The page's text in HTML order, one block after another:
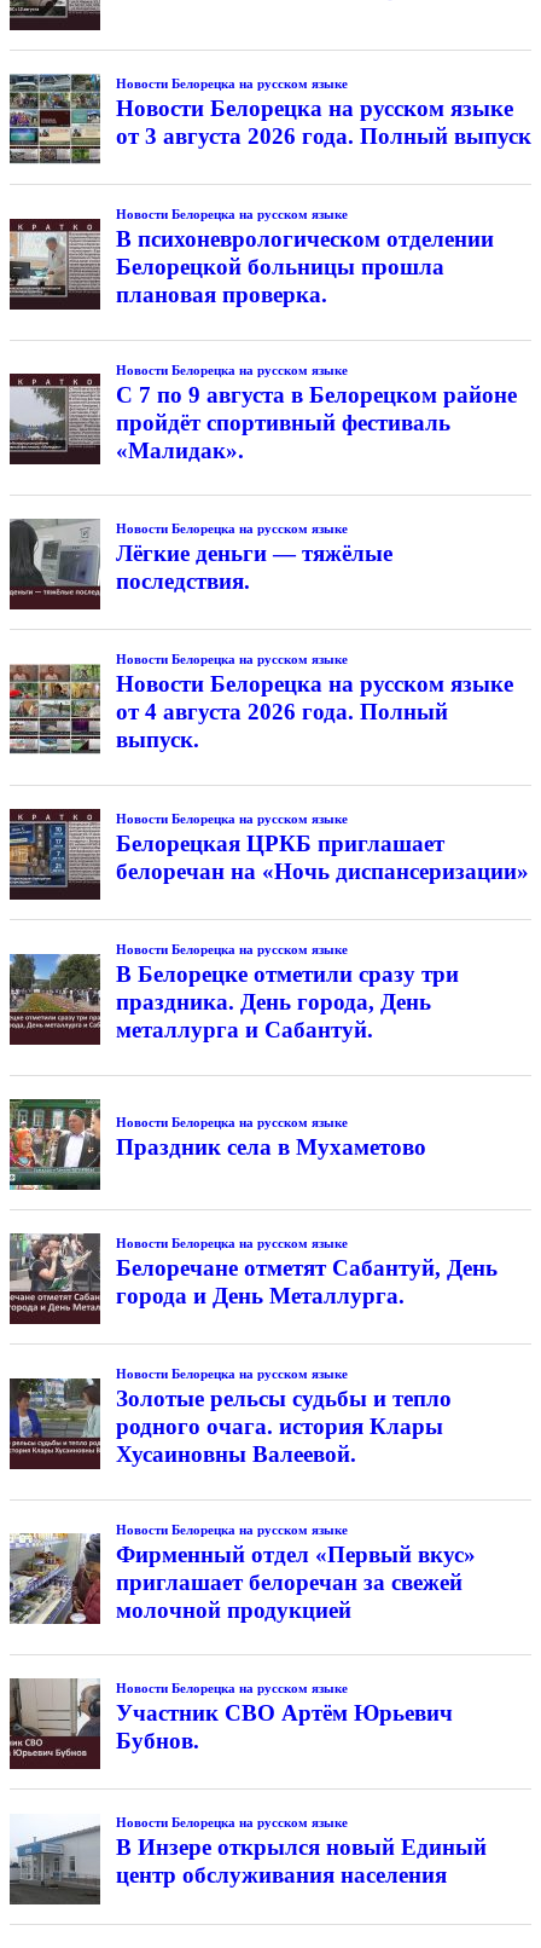
Новости Белорецка на русском языке
Новости Белорецка на русском языке
от 3 августа 2026 года. Полный выпуск
Новости Белорецка на русском языке
В психоневрологическом отделении
Белорецкой больницы прошла
плановая проверка.
Новости Белорецка на русском языке
С 7 по 9 августа в Белорецком районе
пройдёт спортивный фестиваль
«Малидак».
Новости Белорецка на русском языке
Лёгкие деньги — тяжёлые
последствия.
Новости Белорецка на русском языке
Новости Белорецка на русском языке
от 4 августа 2026 года. Полный
выпуск.
Новости Белорецка на русском языке
Белорецкая ЦРКБ приглашает
белоречан на «Ночь диспансеризации»
Новости Белорецка на русском языке
В Белорецке отметили сразу три
праздника. День города, День
металлурга и Сабантуй.
Новости Белорецка на русском языке
Праздник села в Мухаметово
Новости Белорецка на русском языке
Белоречане отметят Сабантуй, День
города и День Металлурга.
Новости Белорецка на русском языке
Золотые рельсы судьбы и тепло
родного очага. история Клары
Хусаиновны Валеевой.
Новости Белорецка на русском языке
Фирменный отдел «Первый вкус»
приглашает белоречан за свежей
молочной продукцией
Новости Белорецка на русском языке
Участник СВО Артём Юрьевич
Бубнов.
Новости Белорецка на русском языке
В Инзере открылся новый Единый
центр обслуживания населения